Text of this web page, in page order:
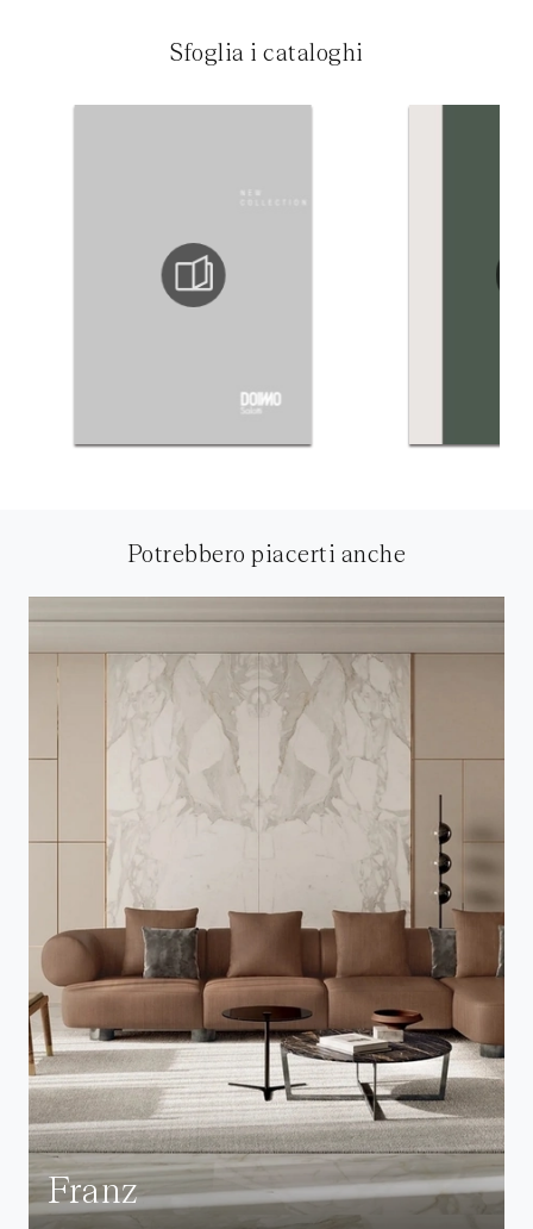
Sfoglia i cataloghi
Potrebbero piacerti anche
Franz